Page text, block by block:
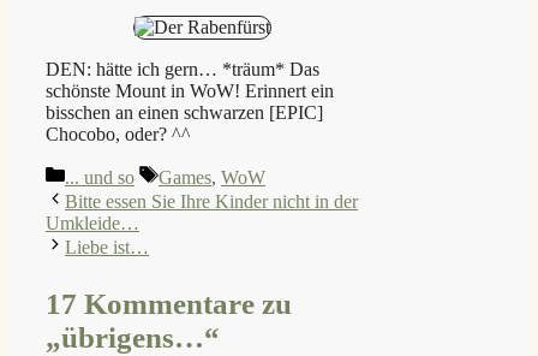
DEN: hätte ich gern… *träum* Das
schönste Mount in WoW! Erinnert ein
bisschen an einen schwarzen [EPIC]
Chocobo, oder? ^^
Kategorien
... und so Schlagwörter
Games, WoW
Bitte essen Sie Ihre Kinder nicht in der
Umkleide…
Liebe ist…
17 Kommentare zu
„übrigens…“